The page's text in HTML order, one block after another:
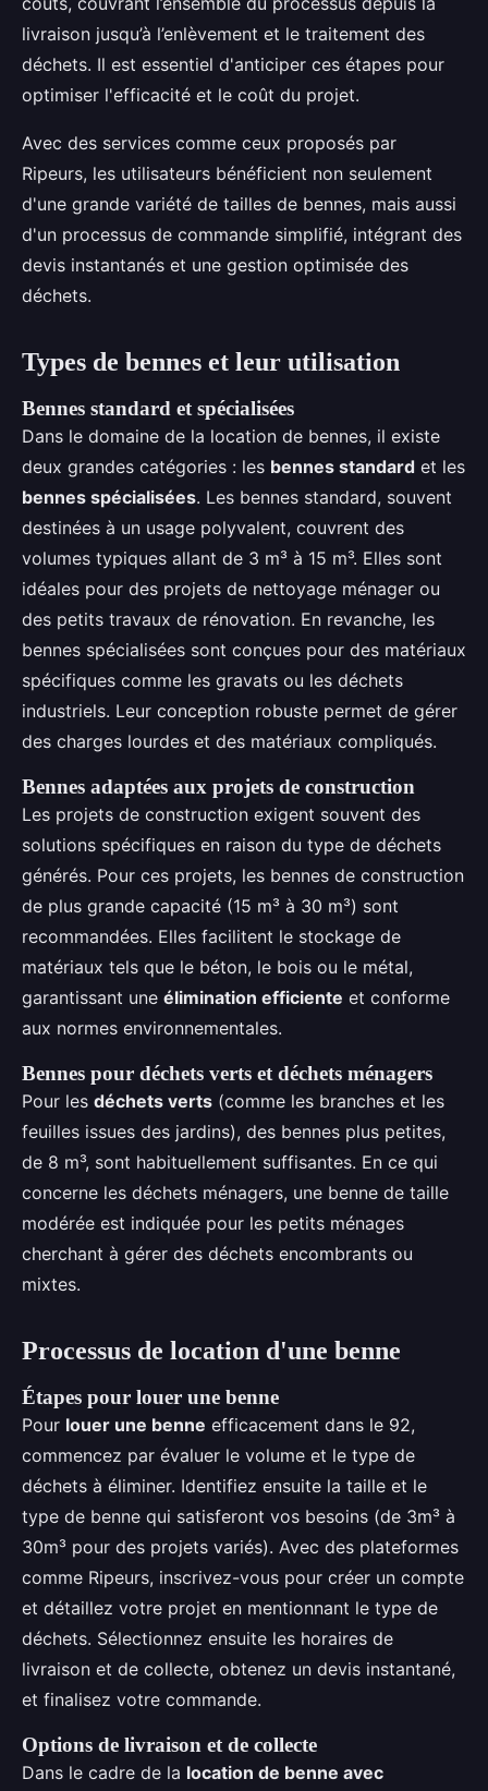
livraison jusqu’à l’enlèvement et le traitement des
déchets. Il est essentiel d'anticiper ces étapes pour
optimiser l'efficacité et le coût du projet.
Avec des services comme ceux proposés par
Ripeurs, les utilisateurs bénéficient non seulement
d'une grande variété de tailles de bennes, mais aussi
d'un processus de commande simplifié, intégrant des
devis instantanés et une gestion optimisée des
déchets.
Types de bennes et leur utilisation
Bennes standard et spécialisées
Dans le domaine de la location de bennes, il existe
deux grandes catégories : les bennes standard et les
bennes spécialisées. Les bennes standard, souvent
destinées à un usage polyvalent, couvrent des
volumes typiques allant de 3 m³ à 15 m³. Elles sont
idéales pour des projets de nettoyage ménager ou
des petits travaux de rénovation. En revanche, les
bennes spécialisées sont conçues pour des matériaux
spécifiques comme les gravats ou les déchets
industriels. Leur conception robuste permet de gérer
des charges lourdes et des matériaux compliqués.
Bennes adaptées aux projets de construction
Les projets de construction exigent souvent des
solutions spécifiques en raison du type de déchets
générés. Pour ces projets, les bennes de construction
de plus grande capacité (15 m³ à 30 m³) sont
recommandées. Elles facilitent le stockage de
matériaux tels que le béton, le bois ou le métal,
garantissant une élimination efficiente et conforme
aux normes environnementales.
Bennes pour déchets verts et déchets ménagers
Pour les déchets verts (comme les branches et les
feuilles issues des jardins), des bennes plus petites,
de 8 m³, sont habituellement suffisantes. En ce qui
concerne les déchets ménagers, une benne de taille
modérée est indiquée pour les petits ménages
cherchant à gérer des déchets encombrants ou
mixtes.
Processus de location d'une benne
Étapes pour louer une benne
Pour louer une benne efficacement dans le 92,
commencez par évaluer le volume et le type de
déchets à éliminer. Identifiez ensuite la taille et le
type de benne qui satisferont vos besoins (de 3m³ à
30m³ pour des projets variés). Avec des plateformes
comme Ripeurs, inscrivez-vous pour créer un compte
et détaillez votre projet en mentionnant le type de
déchets. Sélectionnez ensuite les horaires de
livraison et de collecte, obtenez un devis instantané,
et finalisez votre commande.
Options de livraison et de collecte
Dans le cadre de la location de benne avec